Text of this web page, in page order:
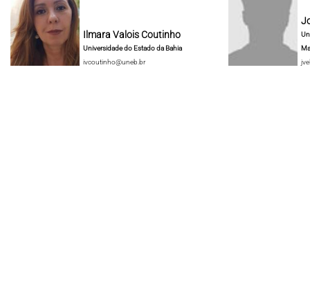
Ilmara Valois Coutinho
Universidade do Estado da Bahia
ivcoutinho@uneb.br